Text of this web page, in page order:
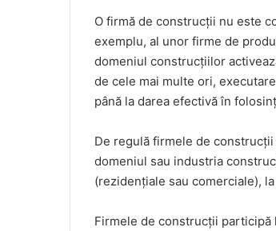
O firmă de construcții nu este
exemplu, al unor firme de
domeniul construcțiilor
de cele mai multe ori,
până la darea efectivă în
De regulă firmele de
domeniul sau industria
(rezidențiale sau comerciale),
Firmele de construcții participă